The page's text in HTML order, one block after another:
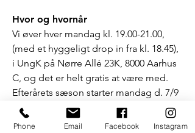
Hvor og hvornår
Vi øver hver mandag kl. 19.00-21.00,
(med et hyggeligt drop in fra kl. 18.45),
i UngK på Nørre Allé 23K, 8000 Aarhus
C, og det er helt gratis at være med.
Efterårets sæson starter mandag d. 7/9
2026.
Phone Email Facebook Instagram